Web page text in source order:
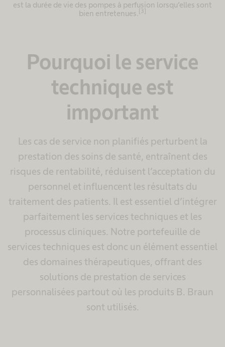
est la durée de vie des pompes à perfusion lorsqu’elles sont
bien entretenues.
[3]
Pourquoi le service
technique est
important
Les cas de service non planifiés perturbent la
prestation des soins de santé, entraînent des
risques de rentabilité, réduisent l’acceptation du
personnel et influencent les résultats du
traitement des patients. Il est essentiel d’intégrer
parfaitement les services techniques et les
processus cliniques. Notre portefeuille de
services techniques est donc un élément essentiel
des domaines thérapeutiques, offrant des
solutions de prestation de services
personnalisées partout où les produits B. Braun
sont utilisés.